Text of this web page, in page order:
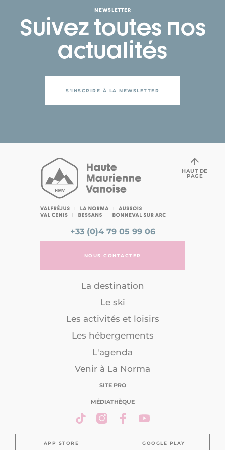
NEWSLETTER
Suivez toutes nos
actualités
S'INSCRIRE À LA NEWSLETTER
+33 (0)4 79 05 99 06
NOUS CONTACTER
La destination
Le ski
Les activités et loisirs
Les hébergements
L'agenda
Venir à La Norma
SITE PRO
MÉDIATHÈQUE
APP STORE GOOGLE PLAY
HAUT DE
PAGE